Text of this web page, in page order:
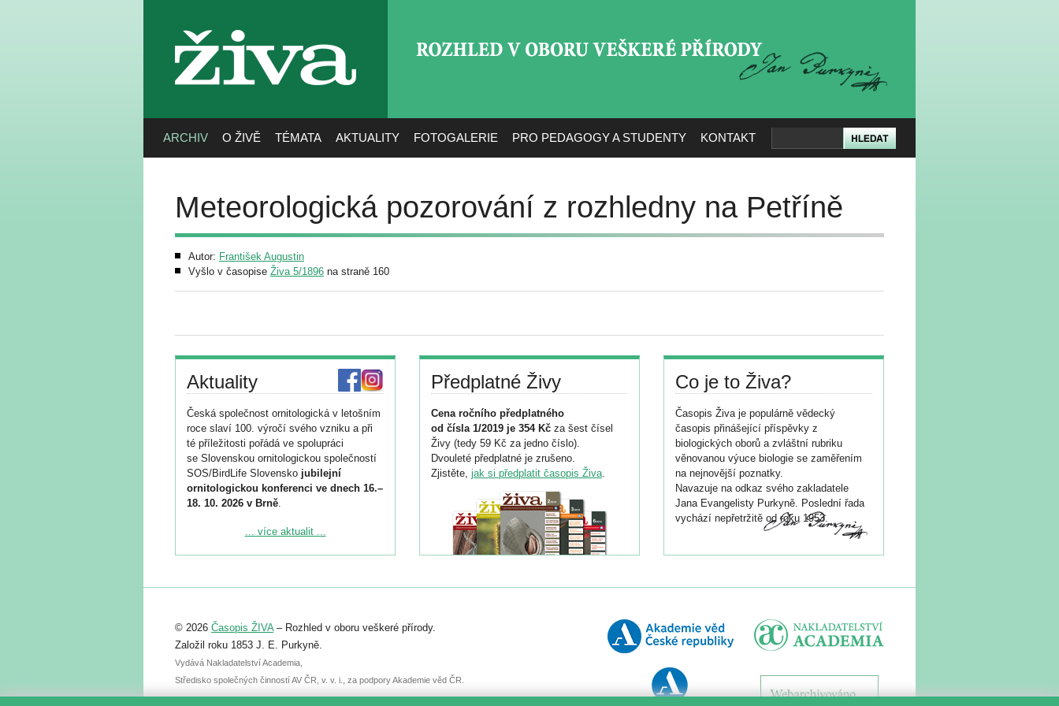
živa
ARCHIV O ŽIVĚ TÉMATA AKTUALITY FOTOGALERIE PRO PEDAGOGY A STUDENTY KONTAKT
Meteorologická pozorování z rozhledny na Petříně
Autor: František Augustin
Vyšlo v časopise Živa 5/1896 na straně 160
Aktuality
Česká společnost ornitologická v letošním
roce slaví 100. výročí svého vzniku a při
té příležitosti pořádá ve spolupráci
se Slovenskou ornitologickou společností
SOS/BirdLife Slovensko jubilejní
ornitologickou konferenci ve dnech 16.–
18. 10. 2026 v Brně.
Podrobnější informace ke konferenci
Registrovat se můžete do 6. září.
abstraktu přihlášené přednášky nebo
posteru je už 30. června.
... více aktualit ...
Předplatné Živy
Cena ročního předplatného
od čísla 1/2019 je 354 Kč za šest čísel
Živy (tedy 59 Kč za jedno číslo).
Dvouleté předplatné je zrušeno.
Zjistěte, jak si předplatit časopis Živa.
Co je to Živa?
Časopis Živa je populárně vědecký
časopis přinášející příspěvky z
biologických oborů a zvláštní rubriku
věnovanou výuce biologie se zaměřením
na nejnovější poznatky.
Navazuje na odkaz svého zakladatele
Jana Evangelisty Purkyně. Poslední řada
vychází nepřetržitě od roku 1953.
© 2026 Časopis ŽIVA– Rozhled v oboru veškeré přírody.
Založil roku 1853 J. E. Purkyně.
Vydává Nakladatelství Academia,
Středisko společných činností AV ČR, v. v. i., za podpory Akademie věd ČR.